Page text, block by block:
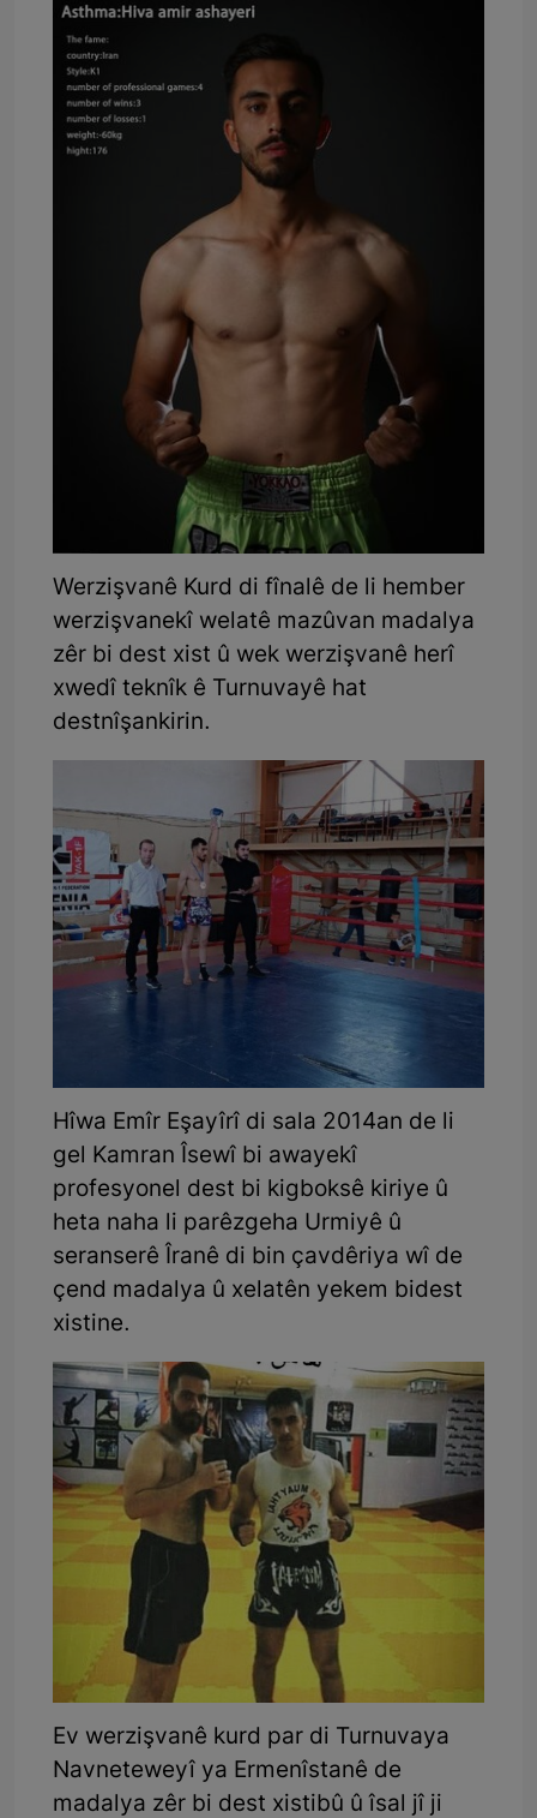
Werzişvanê Kurd di fînalê de li hember
werzişvanekî welatê mazûvan madalya
zêr bi dest xist û wek werzişvanê herî
xwedî teknîk ê Turnuvayê hat
destnîşankirin.
Hîwa Emîr Eşayîrî di sala 2014an de li
gel Kamran Îsewî bi awayekî
profesyonel dest bi kigboksê kiriye û
heta naha li parêzgeha Urmiyê û
seranserê Îranê di bin çavdêriya wî de
çend madalya û xelatên yekem bidest
xistine.
Ev werzişvanê kurd par di Turnuvaya
Navneteweyî ya Ermenîstanê de
madalya zêr bi dest xistibû û îsal jî ji